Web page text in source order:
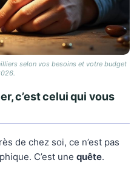
selon vos besoins et votre budget
c’est celui qui vous
de chez soi, ce n’est pas
C’est une quête.